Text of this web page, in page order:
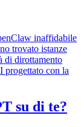
inaffidabile
trovato istanze
di dirottamento
progettato con la
su di te?